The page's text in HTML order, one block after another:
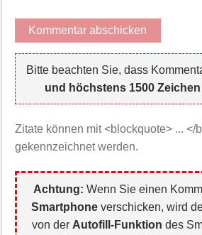
Bitte beachten Sie, dass
und höchstens 1500 Zeichen
Zitate können mit <blockquote> ... </
gekennzeichnet werden.
Achtung: Wenn Sie einen
Smartphone verschicken, wird
von der Autofill-Funktion des